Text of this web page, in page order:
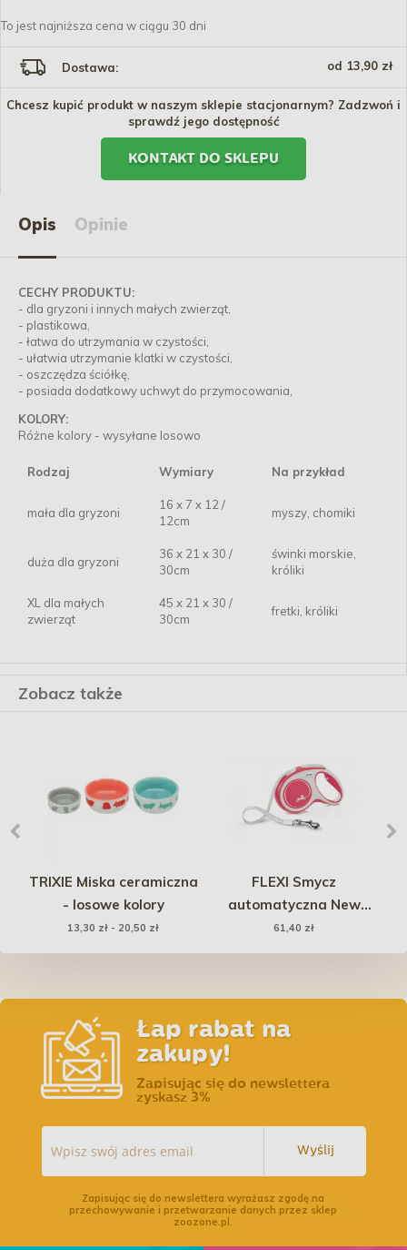
To jest najniższa cena w ciągu 30 dni
Dostawa: od 13,90 zł
Chcesz kupić produkt w naszym sklepie stacjonarnym? Zadzwoń i
sprawdź jego dostępność
KONTAKT DO SKLEPU
Opis Opinie
CECHY PRODUKTU:
- dla gryzoni i innych małych zwierząt,
- plastikowa,
- łatwa do utrzymania w czystości,
- ułatwia utrzymanie klatki w czystości,
- oszczędza ściółkę,
- posiada dodatkowy uchwyt do przymocowania,
KOLORY:
Różne kolory - wysyłane losowo
Rodzaj Wymiary Na przykład
mała dla gryzoni
16 x 7 x 12 /
12cm
myszy, chomiki
duża dla gryzoni
36 x 21 x 30 /
30cm
świnki morskie,
króliki
XL dla małych
zwierząt
45 x 21 x 30 /
30cm
fretki, króliki
Zobacz także
TRIXIE Miska ceramiczna
- losowe kolory
13,30 zł - 20,50 zł
FLEXI Smycz
automatyczna New
Comfort XS taśma 3 m
do 12kg - Czerwona
61,40 zł
Łap rabat na
zakupy!
Zapisując się do newslettera
zyskasz 3%
Wyślij
Zapisując się do newslettera wyrażasz zgodę na
przechowywanie i przetwarzanie danych przez sklep
zoozone.pl.